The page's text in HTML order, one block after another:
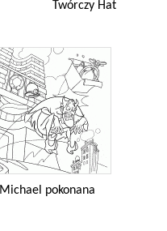
Twórczy Hat
Michael pokonana